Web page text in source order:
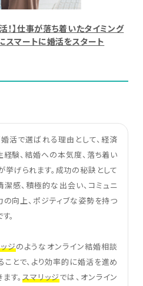
！】仕事が落ち着いたタイミング
スマートに婚活をスタート
活で選ばれる理由として、経済
経験、結婚への本気度、落ち着い
挙げられます。成功の秘訣として
潔感、積極的な出会い、コミュニ
の向上、ポジティブな姿勢を持つ
。
ジのようなオンライン結婚相談
ことで、より効率的に婚活を進め
す。スマリッジでは、オンライン